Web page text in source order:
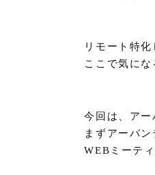
リモート特
ここで気に
今回は、アー
まずアーバ
WEBミーテ